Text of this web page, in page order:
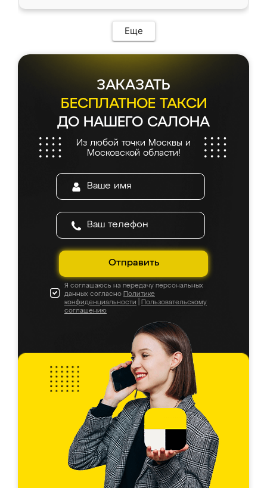
мебель сразу встала на свое место без
каких-либо доработок. Качеством осталась
довольна, все выглядит так, как и ожидала.
Еще
ЗАКАЗАТЬ
БЕСПЛАТНОЕ ТАКСИ
ДО НАШЕГО САЛОНА
Из любой точки Москвы и
Московской области!
Отправить
Я соглашаюсь на передачу персональных
данных согласно Политике
конфиденциальности
Пользовательскому
соглашению